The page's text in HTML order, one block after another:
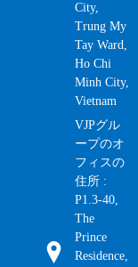
City,
Trung My
Tay Ward,
Ho Chi
Minh City,
Vietnam
VJPグル
ープのオ
フィスの
住所 :
P1.3-40,
The
Prince
Residence,